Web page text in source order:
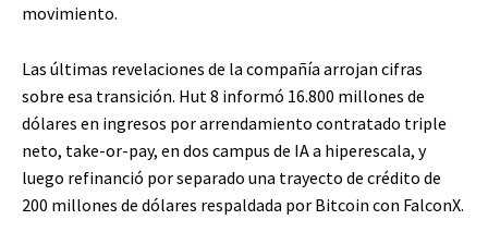
movimiento.
Las últimas revelaciones de la compañía arrojan cifras
sobre esa transición. Hut 8 informó 16.800 millones de
dólares en ingresos por arrendamiento contratado triple
neto, take-or-pay, en dos campus de IA a hiperescala, y
luego refinanció por separado una trayecto de crédito de
200 millones de dólares respaldada por Bitcoin con FalconX.